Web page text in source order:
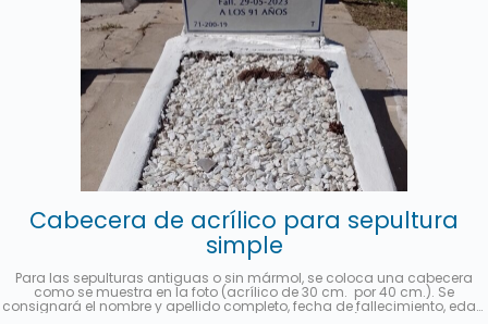
Cabecera de acrílico para sepultura
simple
Para las sepulturas antiguas o sin mármol, se coloca una cabecera
como se muestra en la foto (acrílico de 30 cm. por 40 cm.). Se
consignará el nombre y apellido completo, fecha de fallecimiento, edad